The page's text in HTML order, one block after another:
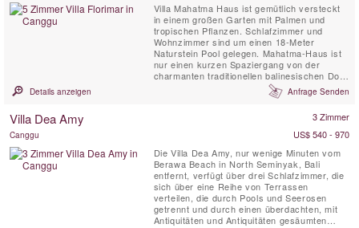
Villa Mahatma Haus ist gemütlich versteckt
in einem großen Garten mit Palmen und
tropischen Pflanzen. Schlafzimmer und
Wohnzimmer sind um einen 18-Meter
Naturstein Pool gelegen. Mahatma-Haus ist
nur einen kurzen Spaziergang von der
charmanten traditionellen balinesischen Dorf
Seseh und vom Strand zum Surfen.
Details anzeigen Anfrage Senden
Villa Dea Amy 3 Zimmer
Canggu
US$ 540 - 970
Die Villa Dea Amy, nur wenige Minuten vom
Berawa Beach in North Seminyak, Bali
entfernt, verfügt über drei Schlafzimmer, die
sich über eine Reihe von Terrassen
verteilen, die durch Pools und Seerosen
getrennt und durch einen überdachten, mit
Antiquitäten und Antiquitäten gesäumten